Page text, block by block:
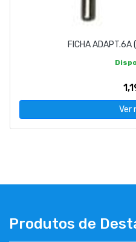
FICHA ADAPT.6A
Ver
Produtos de